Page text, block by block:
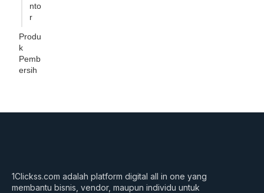
nto
r
Produ
k
Pemb
ersih
1Clickss.com adalah platform digital all in one yang
membantu bisnis, vendor, maupun individu untuk